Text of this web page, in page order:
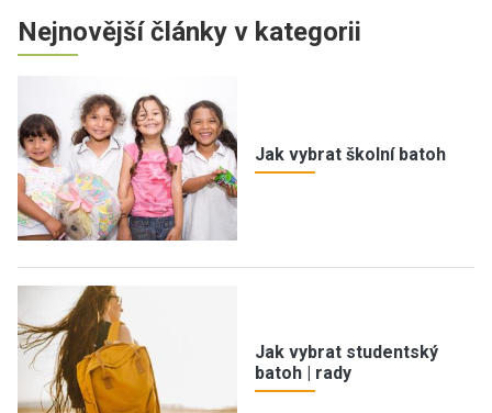
Nejnovější články v kategorii
Jak vybrat školní batoh
Jak vybrat studentský
batoh | rady